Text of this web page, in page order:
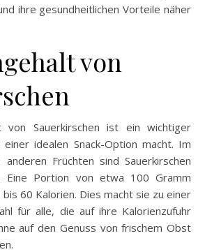
ihre gesundheitlichen Vorteile näher
von
von Sauerkirschen ist ein wichtiger
idealen Snack-Option macht. Im
Früchten sind Sauerkirschen
Eine Portion von etwa 100 Gramm
60 Kalorien. Dies macht sie zu einer
für alle, die auf ihre Kalorienzufuhr
auf den Genuss von frischem Obst